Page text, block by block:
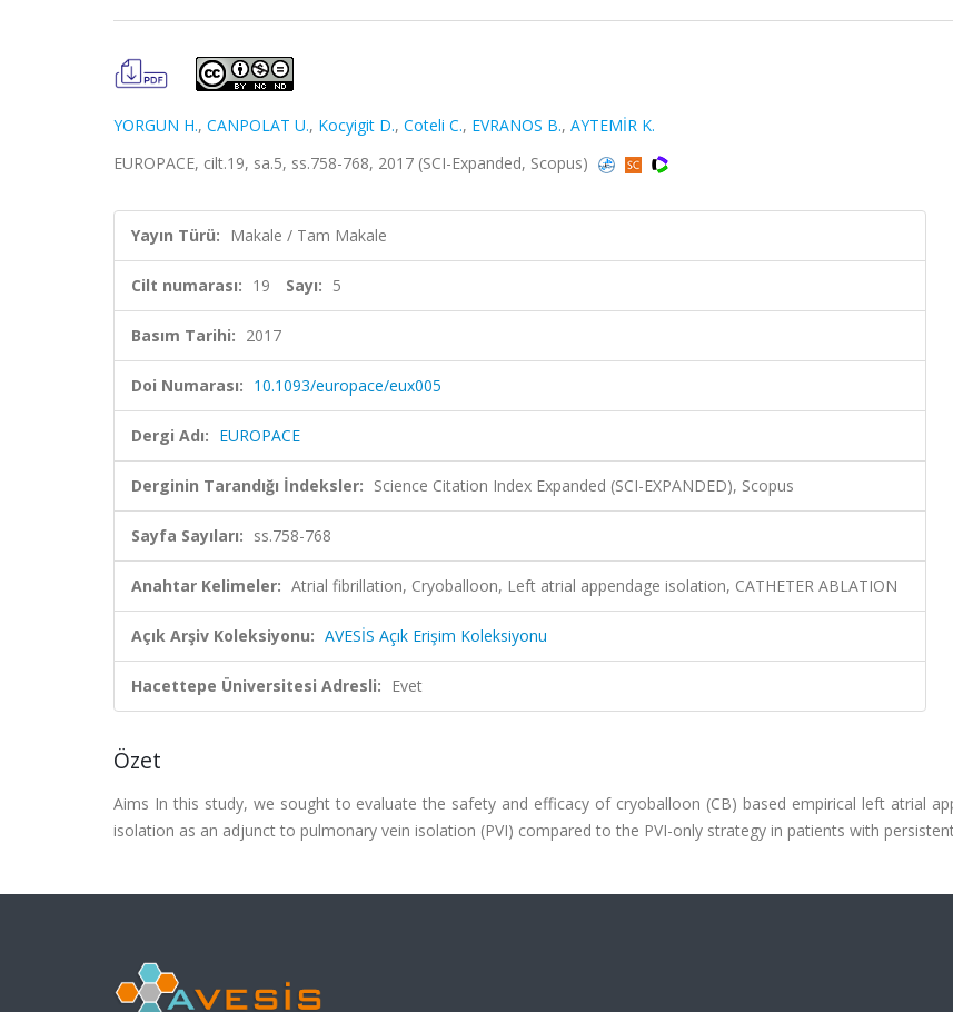
YORGUN H., CANPOLAT U., Kocyigit D., Coteli C., EVRANOS B., AYTEMİR K.
EUROPACE, cilt.19, sa.5, ss.758-768, 2017 (SCI-Expanded, Scopus)
Yayın Türü: Makale / Tam Makale
Cilt numarası: 19 Sayı: 5
Basım Tarihi: 2017
Doi Numarası: 10.1093/europace/eux005
Dergi Adı: EUROPACE
Derginin Tarandığı İndeksler: Science Citation Index Expanded (SCI-EXPANDED), Scopus
Sayfa Sayıları: ss.758-768
Anahtar Kelimeler: Atrial fibrillation, Cryoballoon, Left atrial appendage isolation, CATHETER ABLATION
Açık Arşiv Koleksiyonu: AVESİS Açık Erişim Koleksiyonu
Hacettepe Üniversitesi Adresli: Evet
Özet
Aims In this study, we sought to evaluate the safety and efficacy of cryoballoon (CB) based empirical left atrial
isolation as an adjunct to pulmonary vein isolation (PVI) compared to the PVI-only strategy in patients with